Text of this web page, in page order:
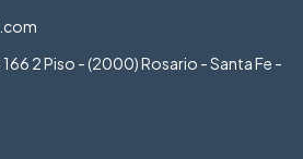
2 Piso - (2000) Rosario - Santa Fe -